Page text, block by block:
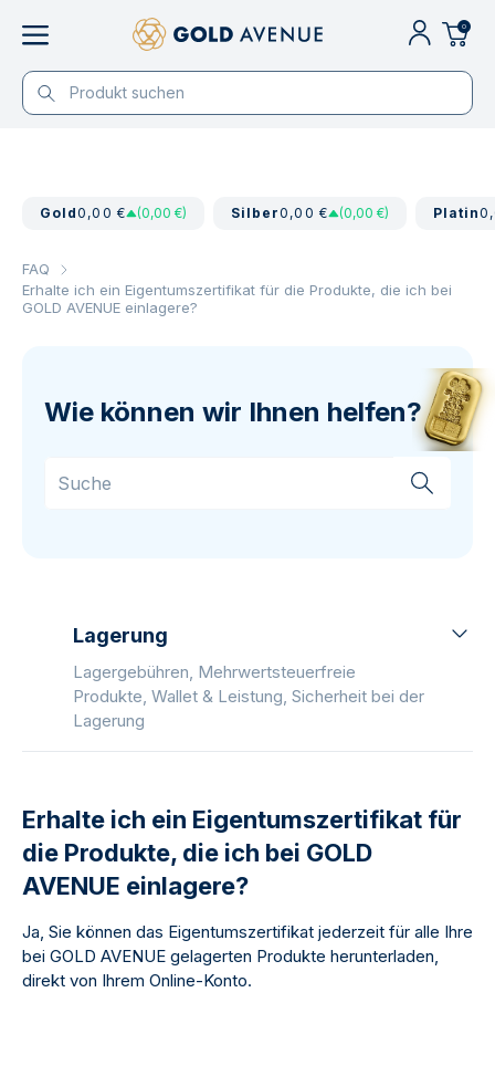
0
Gold0,00 € (0,00 €) Silber0,00 € (0,00 €) Platin
FAQ
Erhalte ich ein Eigentumszertifikat für die Produkte, die ich bei
GOLD AVENUE einlagere?
Wie können wir Ihnen helfen?
Lagerung
Lagergebühren, Mehrwertsteuerfreie
Produkte, Wallet & Leistung, Sicherheit bei der
Lagerung
Erhalte ich ein Eigentumszertifikat für
die Produkte, die ich bei GOLD
AVENUE einlagere?
Ja, Sie können das Eigentumszertifikat jederzeit für alle Ihre
bei GOLD AVENUE gelagerten Produkte herunterladen,
direkt von Ihrem Online-Konto.